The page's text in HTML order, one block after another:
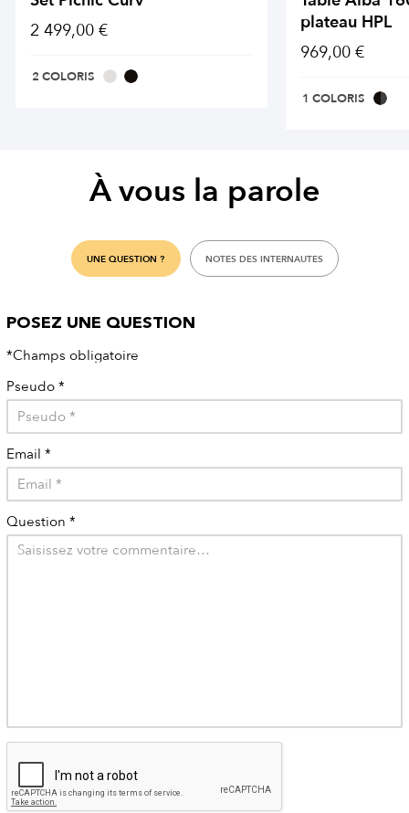
2 499,00 €
2 COLORIS
plateau HPL
969,00 €
1 COLORIS
À vous la parole
UNE QUESTION ? NOTES DES INTERNAUTES
POSEZ UNE QUESTION
*Champs obligatoire
Pseudo *
Email *
Question *